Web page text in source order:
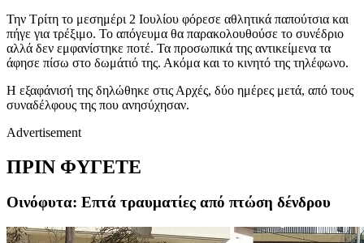
Την Τρίτη το μεσημέρι 2 Ιουλίου φόρεσε αθλητικά παπούτσια και
πήγε για τρέξιμο. Το απόγευμα θα παρακολουθούσε το συνέδριο
αλλά δεν εμφανίστηκε ποτέ. Τα προσωπικά της αντικείμενα τα
άφησε πίσω στο δωμάτιό της. Ακόμα και το κινητό της τηλέφωνο.
Η εξαφάνισή της δηλώθηκε στις Αρχές, δύο ημέρες μετά, από τους
συναδέλφους της που ανησύχησαν.
Advertisement
ΠΡΙΝ ΦΥΓΕΤΕ
Οινόφυτα: Επτά τραυματίες από πτώση δένδρου